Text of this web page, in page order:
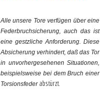
Alle unsere Tore verfügen über eine
Federbruchsicherung, auch das ist
eine gestzliche Anforderung. Diese
Absicherung verhindert, daß das Tor
in unvorhergesehenen Situationen,
beispielsweise bei dem Bruch einer
Torsionsfederabstürzt.